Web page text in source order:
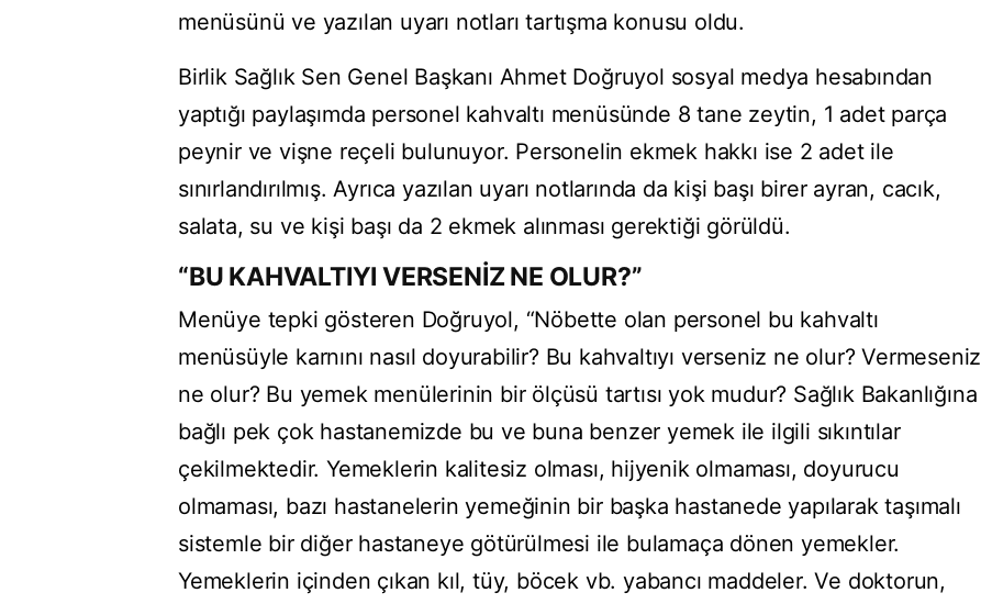
menüsünü ve yazılan uyarı notları tartışma konusu oldu.
Birlik Sağlık Sen Genel Başkanı Ahmet Doğruyol sosyal medya hesabından
yaptığı paylaşımda personel kahvaltı menüsünde 8 tane zeytin, 1 adet parça
peynir ve vişne reçeli bulunuyor. Personelin ekmek hakkı ise 2 adet ile
sınırlandırılmış. Ayrıca yazılan uyarı notlarında da kişi başı birer ayran, cacık,
salata, su ve kişi başı da 2 ekmek alınması gerektiği görüldü.
“BU KAHVALTIYI VERSENİZ NE OLUR?”
Menüye tepki gösteren Doğruyol, “Nöbette olan personel bu kahvaltı
menüsüyle karnını nasıl doyurabilir? Bu kahvaltıyı verseniz ne olur? Vermeseniz
ne olur? Bu yemek menülerinin bir ölçüsü tartısı yok mudur? Sağlık Bakanlığına
bağlı pek çok hastanemizde bu ve buna benzer yemek ile ilgili sıkıntılar
çekilmektedir. Yemeklerin kalitesiz olması, hijyenik olmaması, doyurucu
olmaması, bazı hastanelerin yemeğinin bir başka hastanede yapılarak taşımalı
sistemle bir diğer hastaneye götürülmesi ile bulamaça dönen yemekler.
Yemeklerin içinden çıkan kıl, tüy, böcek vb. yabancı maddeler. Ve doktorun,